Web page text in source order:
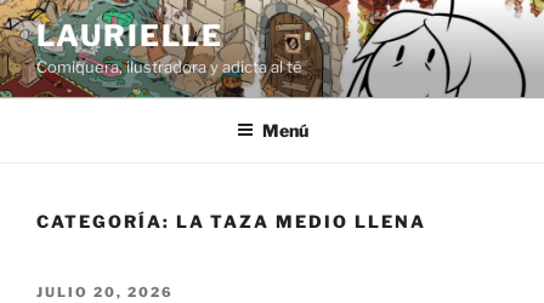
Saltar
al
contenido
LAURIELLE
Comiquera, ilustradora y adicta al té
Menú
CATEGORÍA: LA TAZA MEDIO LLENA
PUBLICADO
JULIO 20, 2026